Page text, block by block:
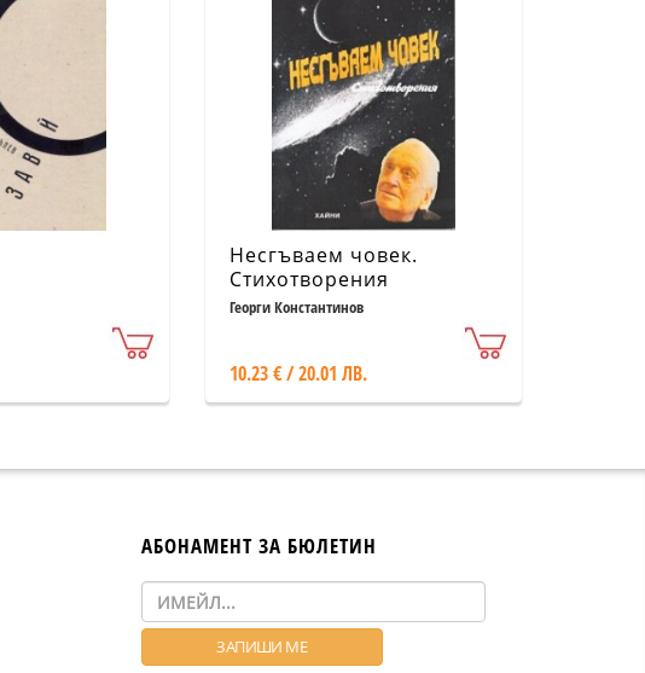
Несгъваем човек.
Стихотворения
Георги Константинов
10.23 € / 20.01 ЛВ.
АБОНАМЕНТ ЗА БЮЛЕТИН